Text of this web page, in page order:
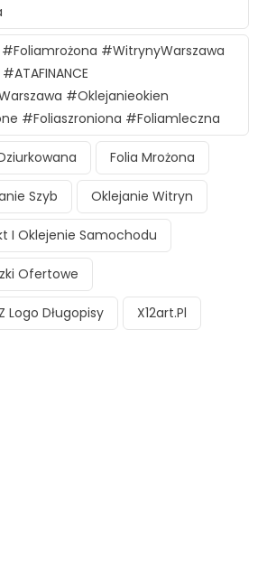
#witrynyWarszawa
#oklejanieokien
#foliaszroniona #foliamleczna
Folia Mrożona
Szyb Oklejanie Witryn
I Oklejenie Samochodu
Ofertowe
Logo Długopisy X12art.pl